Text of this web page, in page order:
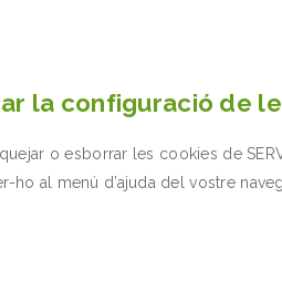
la configuració de
o esborrar les cookies de
ho al menú d’ajuda del vostre